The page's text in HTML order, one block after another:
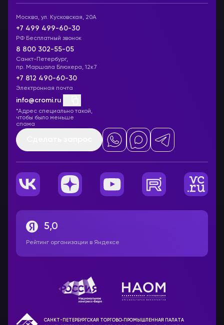
Москва, ул. Кусковская, 20А
+7 499 499-60-30
РФ Бесплатный звонок
8 800 302-55-05
Санкт-Петербург,
пр. Маршала Блюхера, 12к7
+7 812 490-60-30
Электронная почта
info@cromi.ru
*Адрес специально такой,
чтобы было меньше
спама
5,0
Рейтинг организации в Яндексе
САНКТ-ПЕТЕРБУРГСКАЯ ТОРГОВО‑ПРОМЫШЛЕННАЯ ПАЛАТА